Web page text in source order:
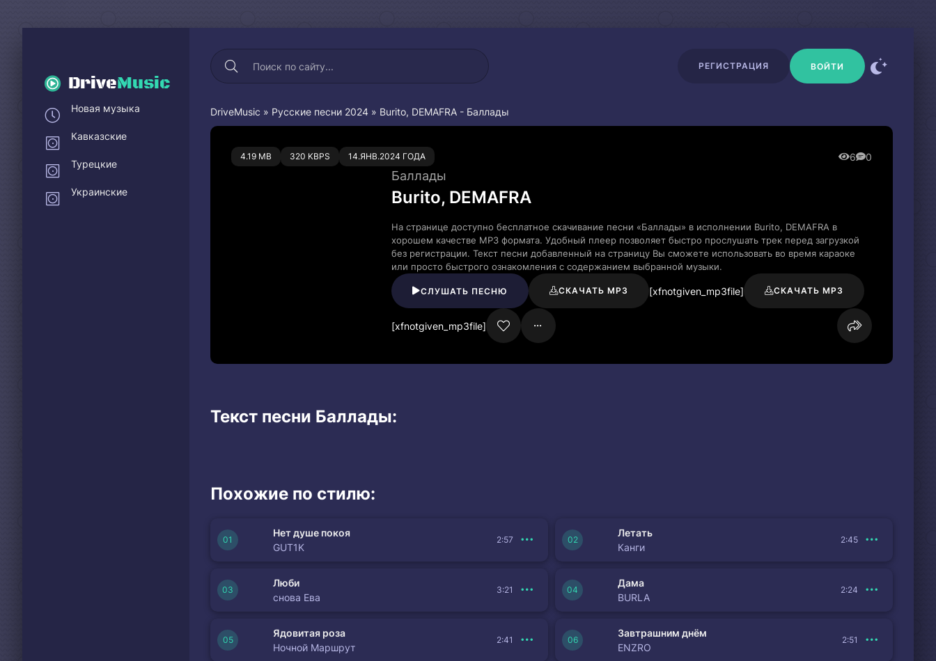
DriveMusic
РЕГИСТРАЦИЯ ВОЙТИ
DriveMusic » Русские песни 2024 » Burito, DEMAFRA - Баллады
4.19 MB 320 KBPS 14.ЯНВ.2024 ГОДА 6 0
0 0
Баллады
Burito, DEMAFRA
На странице доступно бесплатное скачивание песни «Баллады» в исполнении Burito, DEMAFRA в
хорошем качестве MP3 формата. Удобный плеер позволяет быстро прослушать трек перед загрузкой
без регистрации. Текст песни добавленный на страницу Вы сможете использовать во время караоке
или просто быстрого ознакомления с содержанием выбранной музыки.
СЛУШАТЬ ПЕСНЮ СКАЧАТЬ MP3 [xfnotgiven_mp3file] СКАЧАТЬ MP3
[xfnotgiven_mp3file]
Текст песни Баллады:
Похожие по стилю:
Нет душе покоя
GUT1K
2:57
Летать
Канги
2:45
Люби
снова Ева
3:21
Дама
BURLA
2:24
Ядовитая роза
Ночной Маршрут
2:41
Завтрашним днём
ENZRO
2:51
Новая музыка
Кавказские
Турецкие
Украинские